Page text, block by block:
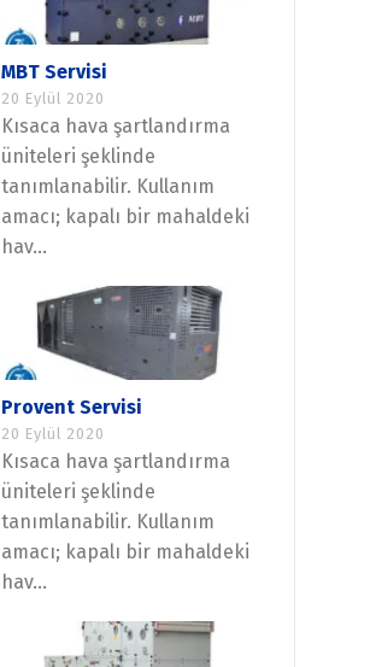
MBT Servisi
20 Eylül 2020
Kısaca hava şartlandırma
üniteleri şeklinde
tanımlanabilir. Kullanım
amacı; kapalı bir mahaldeki
hav...
Provent Servisi
20 Eylül 2020
Kısaca hava şartlandırma
üniteleri şeklinde
tanımlanabilir. Kullanım
amacı; kapalı bir mahaldeki
hav...